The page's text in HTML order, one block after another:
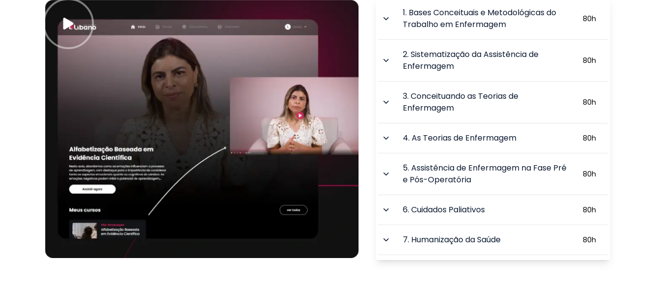
1. Bases Conceituais e Metodológicas do
Trabalho em Enfermagem
80h
2.Sistematização da Assistência de
Enfermagem
80h
3.Conceituando as Teorias de
Enfermagem
80h
4.As Teorias de Enfermagem 80h
5.Assistência de Enfermagem na Fase Pré
e Pós-Operatória
80h
6.Cuidados Paliativos 80h
7. Humanização da Saúde 80h